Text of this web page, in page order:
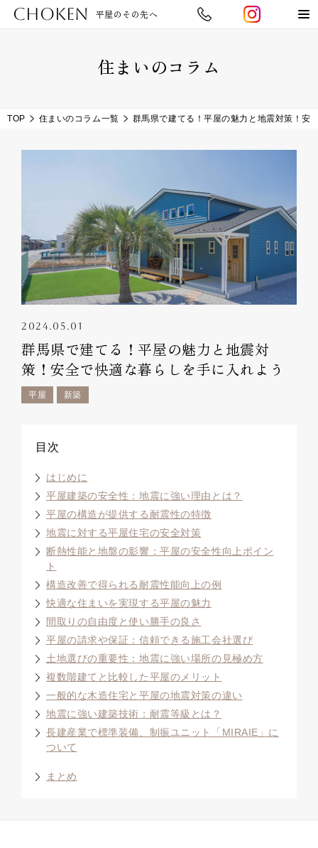
CHOKEN 平屋のその先へ
住まいのコラム
TOP 住まいのコラム一覧 群馬県で建てる！平屋の魅力と地震対策！安
2024.05.01
群馬県で建てる！平屋の魅力と地震対
策！安全で快適な暮らしを手に入れよう
平屋 新築
目次
はじめに
平屋建築の安全性：地震に強い理由とは？
平屋の構造が提供する耐震性の特徴
地震に対する平屋住宅の安全対策
断熱性能と地盤の影響：平屋の安全性向上ポイン
ト
構造改善で得られる耐震性能向上の例
快適な住まいを実現する平屋の魅力
間取りの自由度と使い勝手の良さ
平屋の請求や保証：信頼できる施工会社選び
土地選びの重要性：地震に強い場所の見極め方
複数階建てと比較した平屋のメリット
一般的な木造住宅と平屋の地震対策の違い
地震に強い建築技術：耐震等級とは？
長建産業で標準装備、制振ユニット「MIRAIE」に
ついて
まとめ